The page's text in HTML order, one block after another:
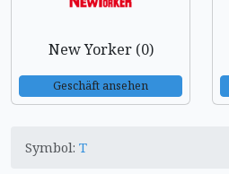
New Yorker (0)
Geschäft ansehen
Symbol: T